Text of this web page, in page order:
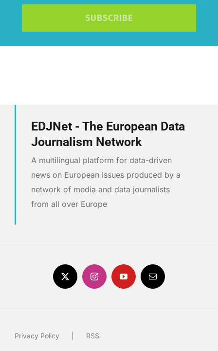
SUBSCRIBE
EDJNet - The European Data
Journalism Network
A multilingual platform for data-driven
news on European issues produced by a
network of media and data journalists
from all over Europe
Privacy Policy RSS